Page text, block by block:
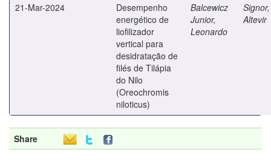
21-Mar-2024
Desempenho
energético de
liofilizador
vertical para
desidratação de
filés de Tilápia
do Nilo
(Oreochromis
niloticus)
Balcewicz
Junior,
Leonardo
Signor,
Altevir
Share